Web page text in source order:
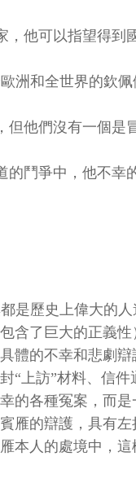
他可以指望得到
和全世界的欽佩
他們沒有一個是
鬥爭中 ，他不幸
是歷史上偉大的
含了巨大的正義
體的不幸和悲劇辯
“上訪”材料、信
的各種冤案，而
雁的辯護，具有
本人的處境中，